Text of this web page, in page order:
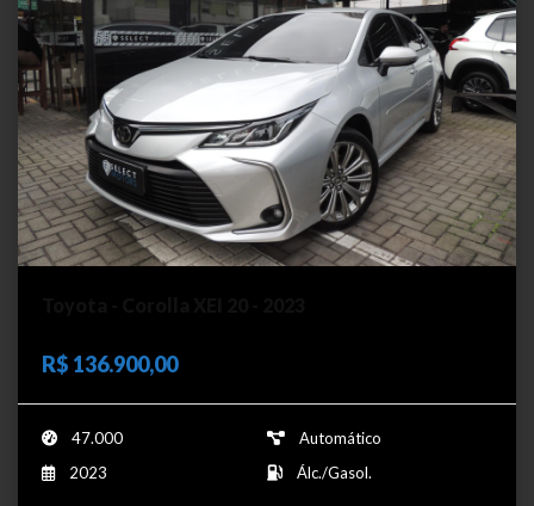
R$ 136.900,00
47.000
Automático
2023
Álc./Gasol.